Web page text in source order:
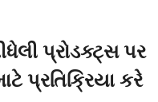
પ્રોડક્ટ્સ પર
પ્રતિક્રિયા કરે